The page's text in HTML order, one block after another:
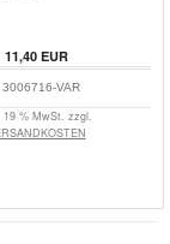
11,40EUR
3006716-VAR
19 % MwSt. zzgl.